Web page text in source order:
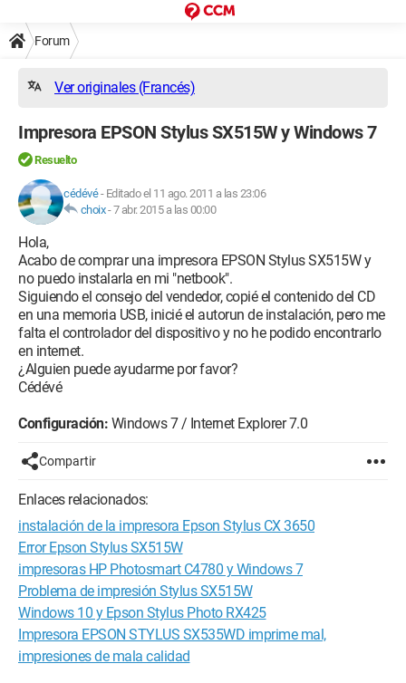
Forum
Ver originales (Francés)
Impresora EPSON Stylus SX515W y Windows 7
Resuelto
cédévé- Editado el 11 ago. 2011 a las 23:06
choix-7 abr. 2015 a las 00:00
Hola,
Acabo de comprar una impresora EPSON Stylus SX515W y
no puedo instalarla en mi "netbook".
Siguiendo el consejo del vendedor, copié el contenido del CD
en una memoria USB, inicié el autorun de instalación, pero me
falta el controlador del dispositivo y no he podido encontrarlo
en internet.
¿Alguien puede ayudarme por favor?
Cédévé
Configuración: Windows 7 / Internet Explorer 7.0
Compartir
Enlaces relacionados:
instalación de la impresora Epson Stylus CX 3650
Error Epson Stylus SX515W
impresoras HP Photosmart C4780 y Windows 7
Problema de impresión Stylus SX515W
Windows 10 y Epson Stylus Photo RX425
Impresora EPSON STYLUS SX535WD imprime mal,
impresiones de mala calidad